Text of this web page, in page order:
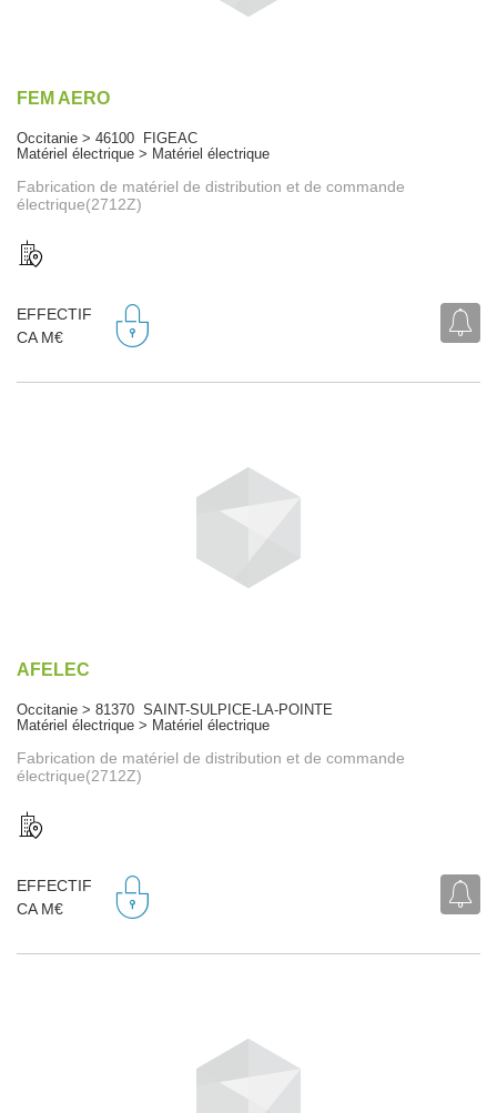
FEM AERO
Occitanie > 46100 FIGEAC
Matériel électrique > Matériel électrique
Fabrication de matériel de distribution et de commande
électrique(2712Z)
EFFECTIF
CA M€
AFELEC
Occitanie > 81370 SAINT-SULPICE-LA-POINTE
Matériel électrique > Matériel électrique
Fabrication de matériel de distribution et de commande
électrique(2712Z)
EFFECTIF
CA M€